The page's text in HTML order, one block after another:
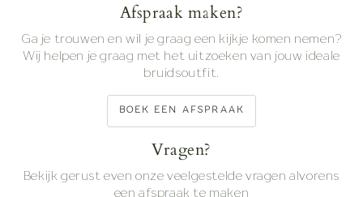
Afspraak maken?
Ga je trouwen en wil je graag een kijkje komen nemen?
Wij helpen je graag met het uitzoeken van jouw ideale
bruidsoutfit.
BOEK EEN AFSPRAAK
Vragen?
Bekijk gerust even onze veelgestelde vragen alvorens
een afspraak te maken